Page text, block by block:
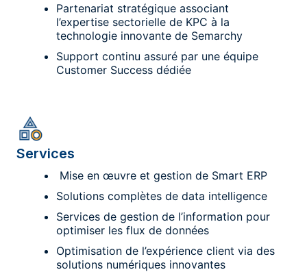
Partenariat stratégique associant
l’expertise sectorielle de KPC à la
technologie innovante de Semarchy
Support continu assuré par une équipe
Customer Success dédiée
Services
Mise en œuvre et gestion de Smart ERP
Solutions complètes de data intelligence
Services de gestion de l’information pour
optimiser les flux de données
Optimisation de l’expérience client via des
solutions numériques innovantes